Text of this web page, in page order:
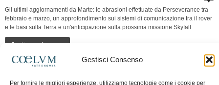
Gestisci Consenso
Per fornire le migliori esperienze, utilizziamo tecnologie come i cookie per
Gli ultimi aggiornamenti da Marte: le abrasioni effettuate da Perseverance tra
febbraio e marzo, un approfondimento sui sistemi di comunicazione tra il rover
e le basi sulla Terra e un'anticipazione sulla prossima missione Skyfall
Continua a leggere